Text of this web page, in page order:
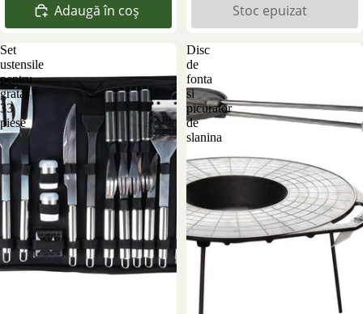
Adaugă în coș Stoc epuizat
Set
ustensile
pentru
gratar
33
piese
Disc
de
fonta
si
picurator
de
slanina